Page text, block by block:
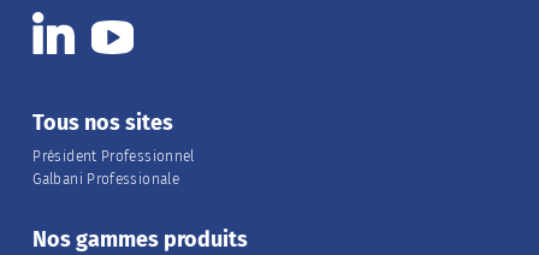
Tous nos sites
Président Professionnel
Galbani Professionale
Nos gammes produits